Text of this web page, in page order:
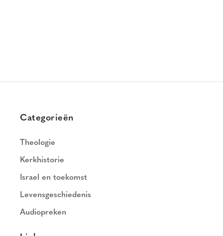
Categorieën
Theologie
Kerkhistorie
Israel en toekomst
Levensgeschiedenis
Audiopreken